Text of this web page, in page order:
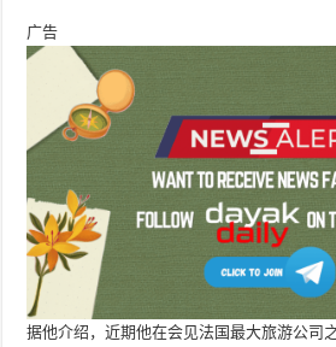
广告
据他介绍，近期他在会见法国最大旅游公司